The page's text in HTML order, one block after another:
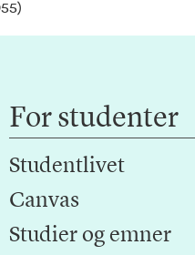
For studenter
Studentlivet
Canvas
Studier og emner